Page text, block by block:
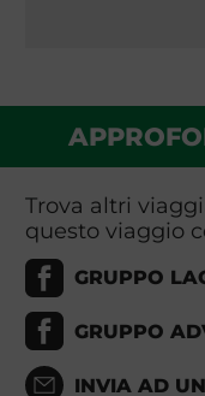
Trova altri
questo viaggio
GRUPPO
GRUPPO
INVIA AD